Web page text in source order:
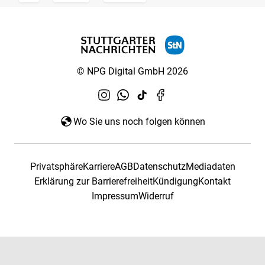
© NPG Digital GmbH 2026
Wo Sie uns noch folgen können
PrivatsphäreKarriereAGBDatenschutzMediadaten
Erklärung zur BarrierefreiheitKündigungKontakt
ImpressumWiderruf